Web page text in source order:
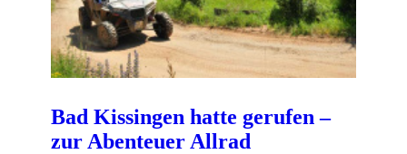
Bad Kissingen hatte gerufen –
zur Abenteuer Allrad